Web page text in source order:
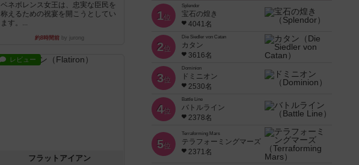
ベネボレンス女王は、忠実な臣民を
称えるための祝宴を開こうとしてい
ます。...
約8時間前 by jurong
レビュー
フラットアイアン
1位
Splendor
宝石の煌き
4041名
2位
Die Siedler von Catan
カタン
3616名
3位
Dominion
ドミニオン
2530名
4位
Battle Line
バトルライン
2378名
5位
Terraforming Mars
テラフォーミングマーズ
2371名